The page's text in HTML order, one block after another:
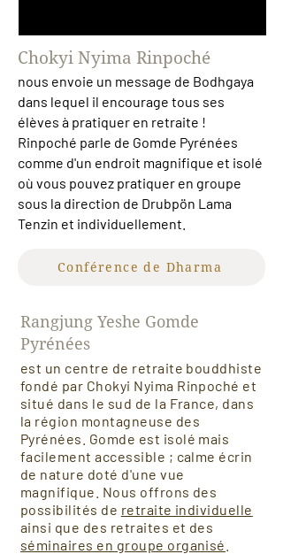
Chokyi Nyima Rinpoché
nous envoie un message de Bodhgaya
dans lequel il encourage tous ses
élèves à pratiquer en retraite !
Rinpoché parle de Gomde Pyrénées
comme d'un endroit magnifique et isolé
où vous pouvez pratiquer en groupe
sous la direction de Drubpön Lama
Tenzin et individuellement.
Conférence de Dharma
Rangjung Yeshe Gomde
Pyrénées
est un centre de retraite bouddhiste
fondé par Chokyi Nyima Rinpoché et
situé dans le sud de la France, dans
la région montagneuse des
Pyrénées. Gomde est isolé mais
facilement accessible ; calme écrin
de nature doté d'une vue
magnifique. Nous offrons des
possibilités de retraite individuelle
ainsi que des retraites et des
séminaires en groupe organisé